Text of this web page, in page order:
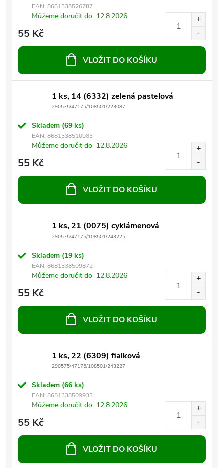
EAN: 8681338526787
Můžeme doručit do 12.8.2026
55 Kč
VLOŽIT DO KOŠÍKU
1 ks, 14 (6332) zelená pastelová
290575/47175/108501/223087
Skladem (69 ks)
EAN: 8681338510083
Můžeme doručit do 12.8.2026
55 Kč
VLOŽIT DO KOŠÍKU
1 ks, 21 (0075) cyklámenová
290575/47175/108501/243225
Skladem (19 ks)
EAN: 8681338509872
Můžeme doručit do 12.8.2026
55 Kč
VLOŽIT DO KOŠÍKU
1 ks, 22 (6309) fialková
290575/47175/108501/243227
Skladem (66 ks)
EAN: 8681338509933
Můžeme doručit do 12.8.2026
55 Kč
VLOŽIT DO KOŠÍKU